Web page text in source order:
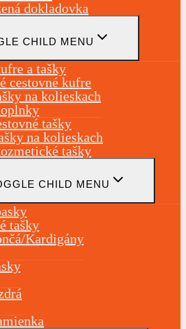
dokladovka
CHILD MENU
a tašky
cestovné kufre
na kolieskach
tašky
na kolieskach
tašky
CHILD MENU
tašky
Kardigány